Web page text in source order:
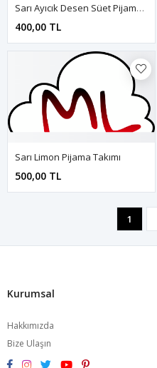
Sarı Ayıcık Desen Süet Pijama Takımı
400,00 TL
Sarı Limon Pijama Takımı
500,00 TL
1
Kurumsal
Hakkımızda
Bize Ulaşın